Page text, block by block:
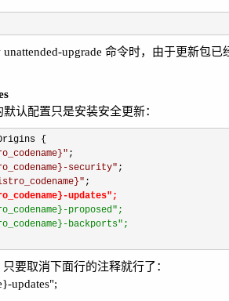
upgrade 命令时，由于更新包
认配置只是安装安全更新：
{
" ;
security" ;
"
backports";
要取消下面行的注释就行了：
updates";